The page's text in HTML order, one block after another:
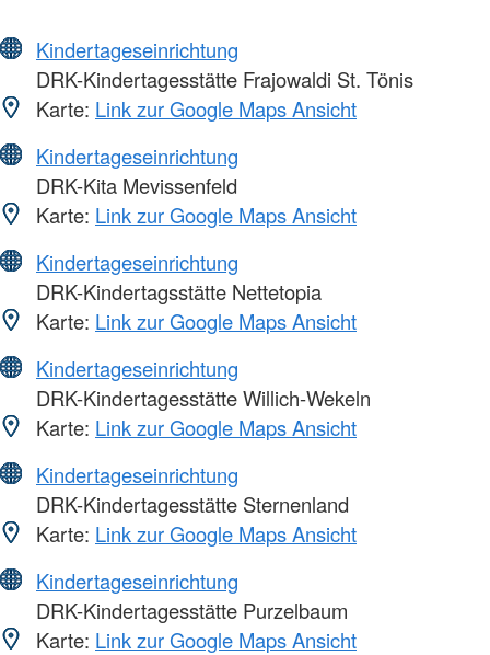
Kindertageseinrichtung
DRK-Kindertagesstätte Frajowaldi St. Tönis
Karte: Link zur Google Maps Ansicht
Kindertageseinrichtung
DRK-Kita Mevissenfeld
Karte: Link zur Google Maps Ansicht
Kindertageseinrichtung
DRK-Kindertagsstätte Nettetopia
Karte: Link zur Google Maps Ansicht
Kindertageseinrichtung
DRK-Kindertagesstätte Willich-Wekeln
Karte: Link zur Google Maps Ansicht
Kindertageseinrichtung
DRK-Kindertagesstätte Sternenland
Karte: Link zur Google Maps Ansicht
Kindertageseinrichtung
DRK-Kindertagesstätte Purzelbaum
Karte: Link zur Google Maps Ansicht